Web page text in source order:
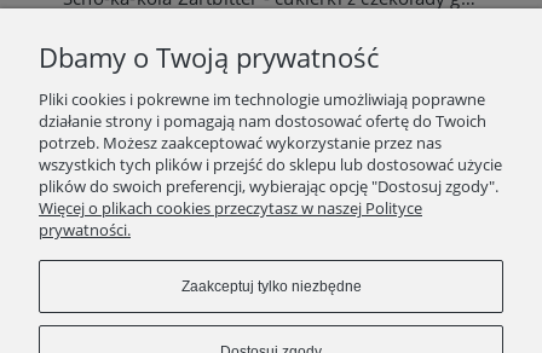
Do koszyka
SKLEP
ZAKUPY
INFORMACJE
Dbamy o Twoją prywatność
Pliki cookies i pokrewne im technologie umożliwiają poprawne
działanie strony i pomagają nam dostosować ofertę do Twoich
potrzeb. Możesz zaakceptować wykorzystanie przez nas
wszystkich tych plików i przejść do sklepu lub dostosować użycie
plików do swoich preferencji, wybierając opcję "Dostosuj zgody".
Więcej o plikach cookies przeczytasz w naszej Polityce
prywatności.
Zaakceptuj tylko niezbędne